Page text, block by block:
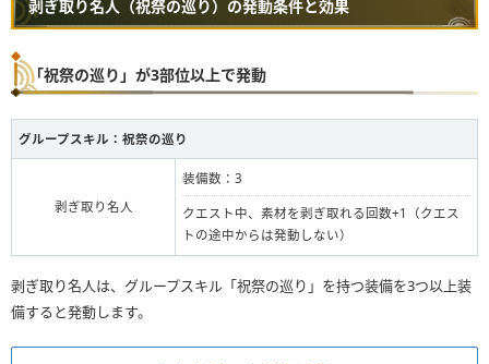
剥ぎ取り名人（祝祭の巡り）の発動条件と効果
「祝祭の巡り」が3部位以上で発動
グループスキル： 祝祭の巡り
剥ぎ取り名人
装備数：3
クエスト中、素材を剥ぎ取れる回数+1（クエス
トの途中からは発動しない）
剥ぎ取り名人は、グループスキル「祝祭の巡り」を持つ装備を3つ以上装
備すると発動します。